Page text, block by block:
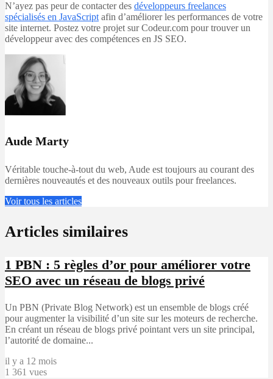
N’ayez pas peur de contacter des développeurs freelances
spécialisés en JavaScript afin d’améliorer les performances de votre
site internet. Postez votre projet sur Codeur.com pour trouver un
développeur avec des compétences en JS SEO.
Aude Marty
Véritable touche-à-tout du web, Aude est toujours au courant des
dernières nouveautés et des nouveaux outils pour freelances.
Voir tous les articles
Articles similaires
1 PBN : 5 règles d’or pour améliorer votre
SEO avec un réseau de blogs privé
Un PBN (Private Blog Network) est un ensemble de blogs créé
pour augmenter la visibilité d’un site sur les moteurs de recherche.
En créant un réseau de blogs privé pointant vers un site principal,
l’autorité de domaine...
il y a 12 mois
1 361 vues